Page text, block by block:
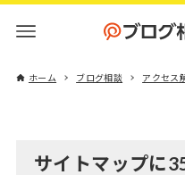
ホーム ブログ相談 アクセス
サイトマップに